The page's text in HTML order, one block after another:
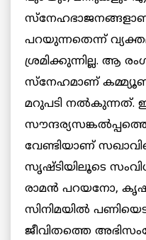
പറയുന്നതെന്ന്
ശ്രമിക്കുന്നില്ല. ആ
സ്‌നേഹമാണ്
മറുപടി നല്‍കുന്നത്.
വേണ്ടിയാണ്
സൃഷ്ടിയിലൂടെ
രാമന്‍ പറയനോ,
സിനിമയില്‍
ജീവിതത്തെ